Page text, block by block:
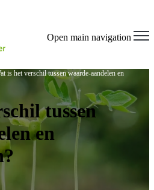
Open main navigation
is het verschil tussen waarde-aandelen en
tussen
en